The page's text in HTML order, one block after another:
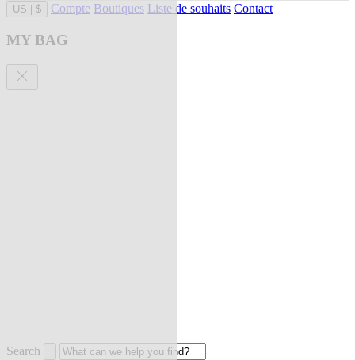
US $ Compte Boutiques Liste de souhaits Contact
MY BAG
Search